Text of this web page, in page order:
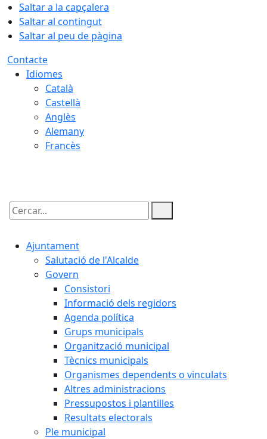
Saltar a la capçalera
Saltar al contingut
Saltar al peu de pàgina
Contacte
Idiomes
Català
Castellà
Anglès
Alemany
Francès
Cercar:
Ajuntament
Salutació de l'Alcalde
Govern
Consistori
Informació dels regidors
Agenda política
Grups municipals
Organització municipal
Tècnics municipals
Organismes dependents o vinculats
Altres administracions
Pressupostos i plantilles
Resultats electorals
Ple municipal